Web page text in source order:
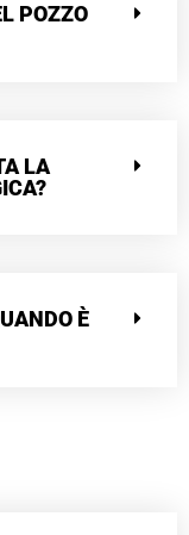
POZZO
LA
È